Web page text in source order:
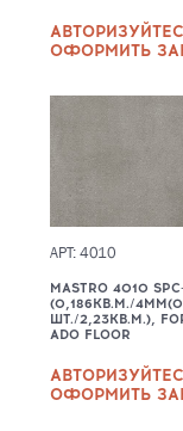
ОФОРМИТЬ
АРТ: 4010
MASTRO 4010
(0,186КВ.М./
ШТ./2,23КВ.М.),
ADO FLOOR
ОФОРМИТЬ